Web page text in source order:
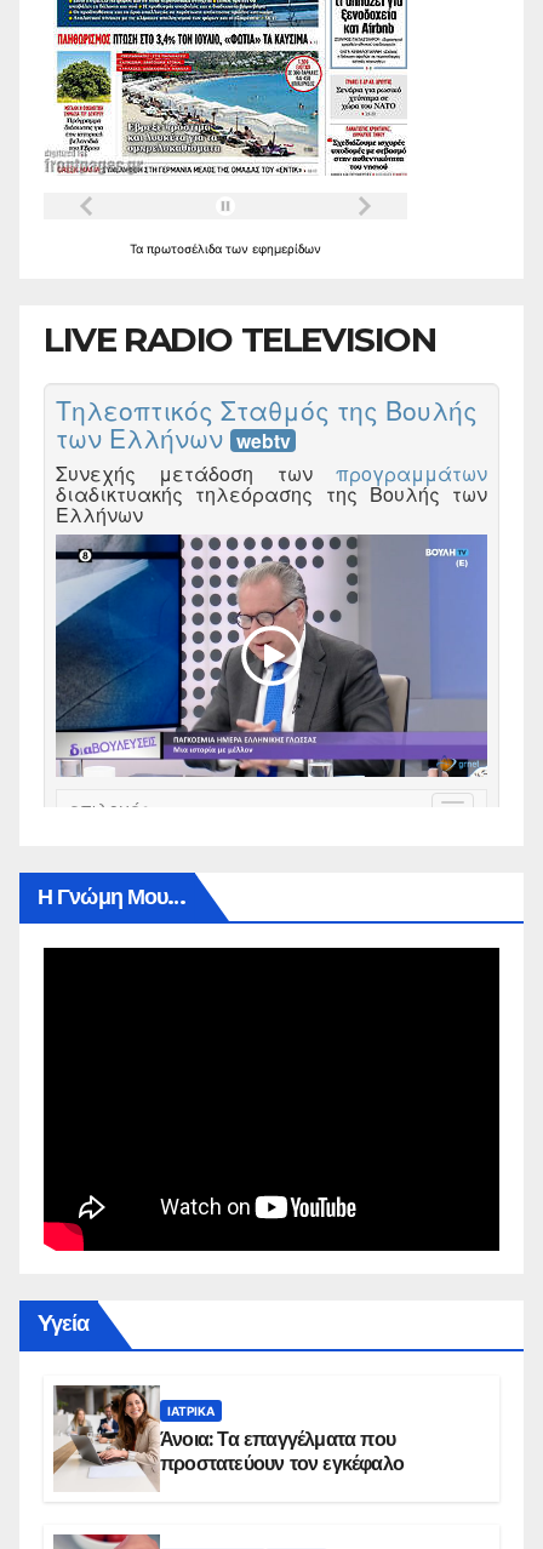
Τα πρωτοσέλιδα των εφημερίδων
LIVE RADIO TELEVISION
Η Γνώμη Μου…
Yγεία
ΙΑΤΡΙΚΆ
Άνοια: Τα επαγγέλματα που
προστατεύουν τον εγκέφαλο